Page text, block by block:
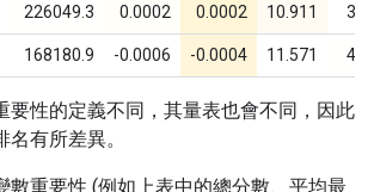
226049.3 0.0002 0.0002 10.911
168180.9 -0.0006 -0.0004 11.571
要性的定義不同，其量表也會不同，因此
有所差異。
數重要性 (例如上表中的總分數、平均最